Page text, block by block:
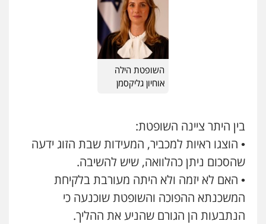
0507587013
עו"ד אור בן שאנן
פלילי מעצרים וחקירות
0549199449
פלילי בטחוני
0547780927
עו"ד יניב זוסמן
מעצרים
וחקירות
0525199949
השופטת הילה
אוחיון גליקסמן
בין היתר ציינה השופטת:
• הוצגו ראיות למכביר, המעידות שבת הזוג ידעה
שהסכום ניתן כהלוואה, שיש להשיבה.
• האם לא יזמה ולא היתה מעורבת בלקיחת
המשכנתא ההפוכה והשופטת שוכנעה כי
הנתבעות הן הגורם שהניע את ההליך.